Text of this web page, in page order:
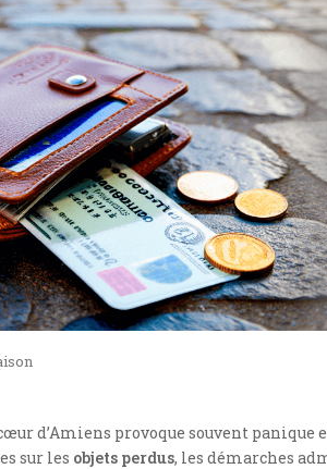
d’Amiens provoque souvent
sur les objets perdus, les démarches